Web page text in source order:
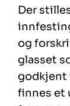
Der
og
glasset­
godkjent
finnes­ et